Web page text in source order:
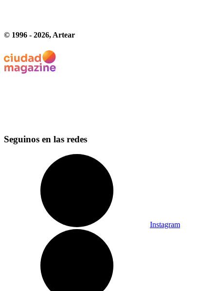
© 1996 - 2026, Artear
Seguinos en las redes
Instagram